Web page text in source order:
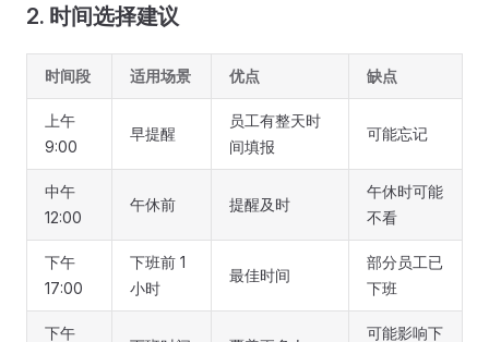
2. 时间选择建议
时间段 适用场景 优点 缺点
上午
9:00
早提醒
员工有整天时
间填报
可能忘记
中午
12:00
午休前 提醒及时
午休时可能
不看
下午
17:00
下班前 1
小时
最佳时间
部分员工已
下班
下午 可能影响下